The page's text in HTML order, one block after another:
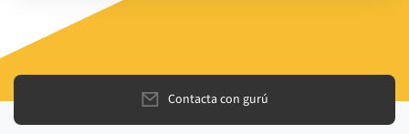
Contacta con gurú